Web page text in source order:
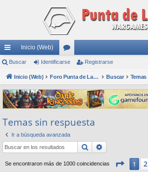
nl
ac
es
rá
pi
do
s
Inicio (Web)
or
os
Buscar Identificarse Registrarse
Inicio (Web) Foro Punta de Lanza Wargames Buscar
Temas sin respuesta
Ir a búsqueda avanzada
Buscar
Se encontraron más de 1000 coincidencias Página
1 2